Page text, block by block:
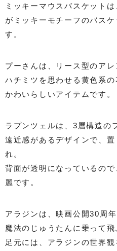
ミッキーマウスバスケット
がミッキーモチーフのバス
す。
プーさんは、リース型のアレ
ハチミツを思わせる黄色系
かわいらしいアイテムです。
ラプンツェルは、3層構造の
遠近感があるデザインで、
れ。
背面が透明になっているの
麗です。
アラジンは、映画公開30周
魔法のじゅうたんに乗って
足元には、アラジンの世界